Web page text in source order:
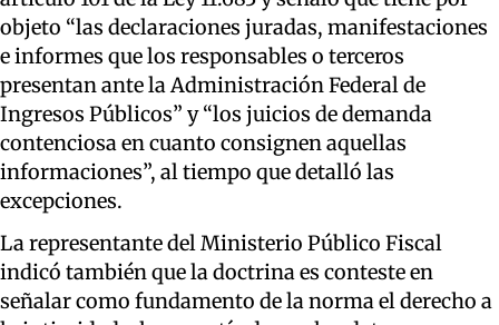
objeto “las declaraciones juradas, manifestaciones
e informes que los responsables o terceros
presentan ante la Administración Federal de
Ingresos Públicos” y “los juicios de demanda
contenciosa en cuanto consignen aquellas
informaciones”, al tiempo que detalló las
excepciones.
La representante del Ministerio Público Fiscal
indicó también que la doctrina es conteste en
señalar como fundamento de la norma el derecho a